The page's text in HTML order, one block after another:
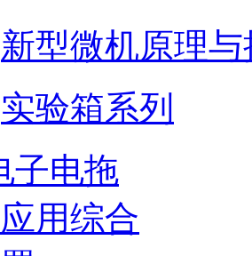
新型微机原理与
实验箱系列